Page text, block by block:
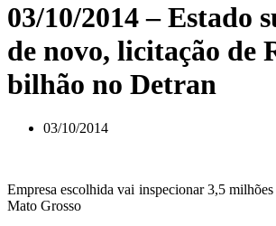
03/10/2014 – Estado
de novo, licitação de
bilhão no Detran
03/10/2014
Empresa escolhida vai inspecionar 3,5
Mato Grosso